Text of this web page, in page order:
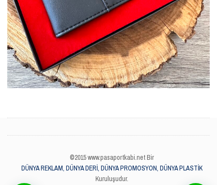
©2015 www.pasaportkabi.net Bir
DÜNYA REKLAM, DÜNYA DERİ, DÜNYA PROMOSYON, DÜNYA PLASTİK
Kuruluşudur.